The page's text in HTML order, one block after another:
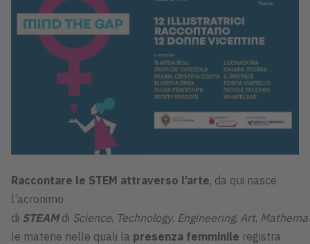
Raccontare le STEM attraverso l’arte, da qui nasce
l’acronimo
di STEAMdi Science, Technology, Engineering, Art,
le materie nelle quali la presenza femminile registra